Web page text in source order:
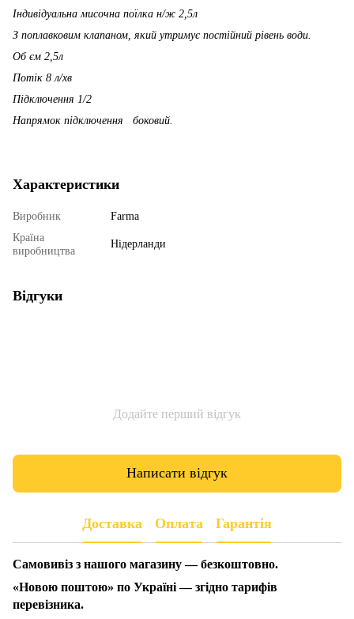
Індивідуальна мисочна поїлка н/ж 2,5л
З поплавковим клапаном, який утримує постійний рівень води.
Об єм 2,5л
Потік 8 л/хв
Підключення 1/2
Напрямок підключення боковий.
Характеристики
Виробник
Farma
Країна
виробництва
Нідерланди
Відгуки
Додайте перший відгук
Написати відгук
Доставка Оплата Гарантія
Самовивіз з нашого магазину — безкоштовно.
«Новою поштою» по Україні — згідно тарифів
перевізника.